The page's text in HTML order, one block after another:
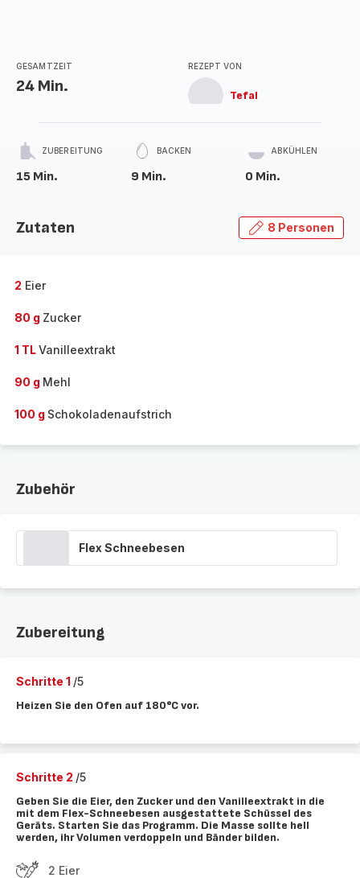
GESAMTZEIT
24 Min.
REZEPT VON
Tefal
ZUBEREITUNG
15 Min.
BACKEN
9 Min.
ABKÜHLEN
0 Min.
Zutaten 8 Personen
2 Eier
80 g Zucker
1 TLVanilleextrakt
90 g Mehl
100 g Schokoladenaufstrich
Zubehör
Flex Schneebesen
Zubereitung
Schritte 1 /5
Heizen Sie den Ofen auf 180°C vor.
Schritte 2 /5
Geben Sie die Eier, den Zucker und den Vanilleextrakt in die
mit dem Flex-Schneebesen ausgestattete Schüssel des
Geräts. Starten Sie das Programm. Die Masse sollte hell
werden, ihr Volumen verdoppeln und Bänder bilden.
2 Eier